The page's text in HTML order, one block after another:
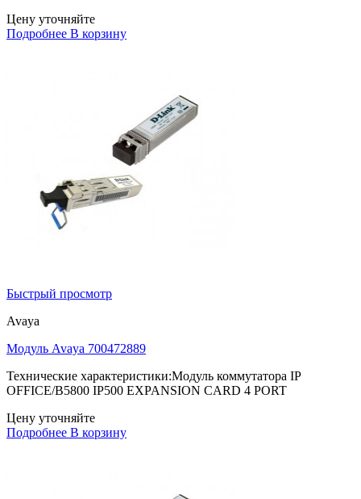
Цену уточняйте
Подробнее В корзину
Быстрый просмотр
Avaya
Модуль Avaya 700472889
Технические характеристики:Модуль коммутатора IP
OFFICE/B5800 IP500 EXPANSION CARD 4 PORT
Цену уточняйте
Подробнее В корзину